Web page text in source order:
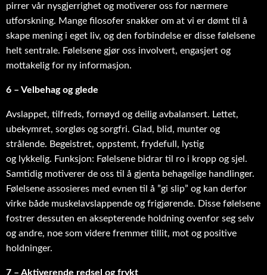
pirrer vår nysgjerrighet og motiverer oss for nærmere
utforskning. Mange filosofer snakker om at vi er dømt til å
skape mening i eget liv, og den forbindelse er disse følelsene
helt sentrale. Følelsene gjør oss involvert, engasjert og
mottakelig for ny informasjon.
6 – Velbehag og glede
Avslappet, tilfreds, fornøyd og deilig avbalansert. Lettet,
ubekymret, sorgløs og sorgfri. Glad, blid, munter og
strålende. Begeistret, oppstemt, frydefull, lystig
og lykkelig. Funksjon: Følelsene bidrar til ro i kropp og sjel.
Samtidig motiverer de oss til å gjenta behagelige handlinger.
Følelsene assosieres med evnen til å ”gi slip” og kan derfor
virke både muskelavslappende og frigjørende. Disse følelsene
fostrer dessuten en aksepterende holdning ovenfor seg selv
og andre, noe som videre fremmer tillit, mot og positive
holdninger.
7 – Aktiverende redsel og frykt